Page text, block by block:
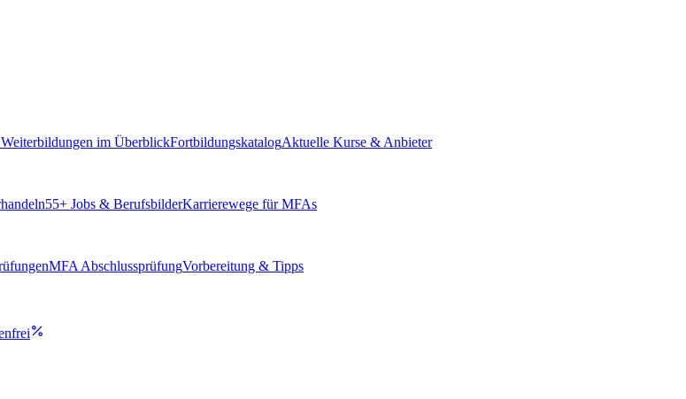
im ÜberblickFortbildungskatalogAktuelle Kurse & Anbieter
55+ Jobs & BerufsbilderKarrierewege für MFAs
MFA AbschlussprüfungVorbereitung & Tipps